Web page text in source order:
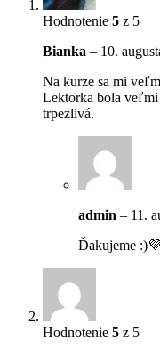
Hodnotenie 5 z 5
Bianka – 10.
Na kurze sa mi
Lektorka bola veľmi
trpezlivá.
admin – 11.
Ďakujeme :)💜
Hodnotenie 5 z 5